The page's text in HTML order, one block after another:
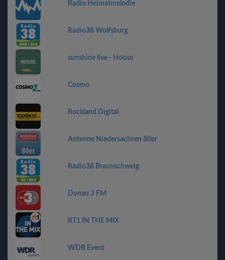
Radio Heimatmelodie
Radio38 Wolfsburg
sunshine live - House
Cosmo
Rockland Digital
Antenne Niedersachsen 80er
Radio38 Braunschweig
Donau 3 FM
RT1 IN THE MIX
WDR Event